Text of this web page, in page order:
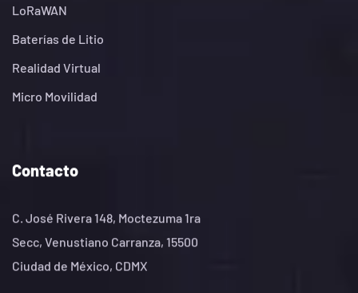
LoRaWAN
Baterías de Litio
Realidad Virtual
Micro Movilidad
Contacto
C. José Rivera 148, Moctezuma 1ra
Secc, Venustiano Carranza, 15500
Ciudad de México, CDMX